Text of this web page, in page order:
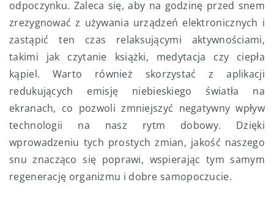
odpoczynku. Zaleca się, aby na godzinę przed snem
zrezygnować z używania urządzeń elektronicznych i
zastąpić ten czas relaksującymi aktywnościami,
takimi jak czytanie książki, medytacja czy ciepła
kąpiel. Warto również skorzystać z aplikacji
redukujących emisję niebieskiego światła na
ekranach, co pozwoli zmniejszyć negatywny wpływ
technologii na nasz rytm dobowy. Dzięki
wprowadzeniu tych prostych zmian, jakość naszego
snu znacząco się poprawi, wspierając tym samym
regenerację organizmu i dobre samopoczucie.